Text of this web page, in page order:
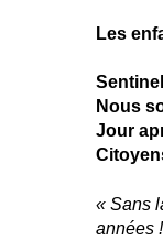
Les
Nous
Jour
« Sans
années